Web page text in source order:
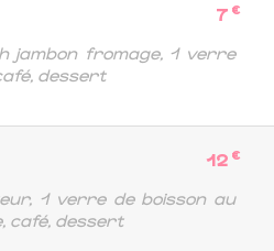
7 €
jambon fromage, 1 verre
dessert
12 €
1 verre de boisson au
café, dessert